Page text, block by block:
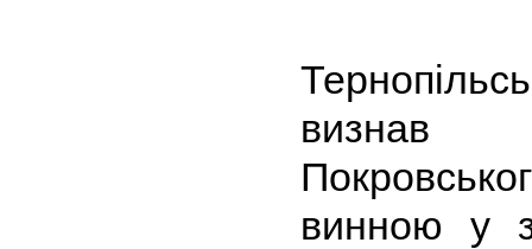
визнав
винною у